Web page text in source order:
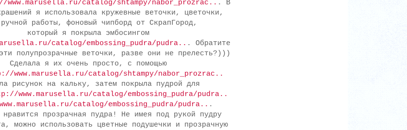
catalog/shtampy/nabor_prozrac.. . В
я использовала кружевные веточки, цветочки,
работы, фоновый чипборд от СкрапГород,
который я покрыла эмбосингом
catalog/embossing_pudra/pudra.. . Обратите
полупрозрачные веточки, разве они не прелесть?)))
Сделала я их очень просто, с помощью
www.marusella.ru/catalog/shtampy/nabor_prozrac..
рисунок на кальку, затем покрыла пудрой для
www.marusella.ru/catalog/embossing_pudra/pudra..
catalog/embossing_pudra/pudra.. .
прозрачная пудра! Не имея под рукой пудру
можно использовать цветные подушечки и прозрачную